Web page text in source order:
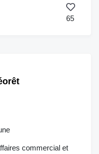
65
commercial et